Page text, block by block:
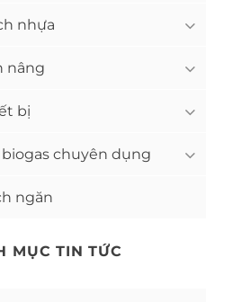
nhựa
nâng
bị
biogas chuyên dụng
ngăn
MỤC TIN TỨC